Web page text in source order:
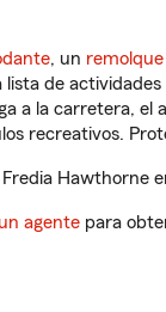
, un
de
a la carretera, el
recreativos.
Hawthorne
agente para